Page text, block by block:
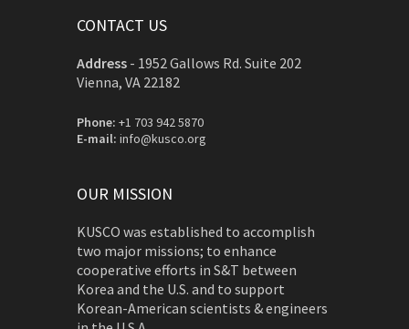
CONTACT US
Address - 1952 Gallows Rd. Suite 202
Vienna, VA 22182
Phone: +1 703 942 5870
E-mail: info@kusco.org
OUR MISSION
KUSCO was established to accomplish
two major missions; to enhance
cooperative efforts in S&T between
Korea and the U.S. and to support
Korean-American scientists & engineers